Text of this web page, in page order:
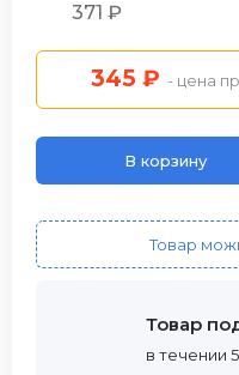
371 ₽
345 ₽ - цена
В корзину
Товар
Товар
в течении